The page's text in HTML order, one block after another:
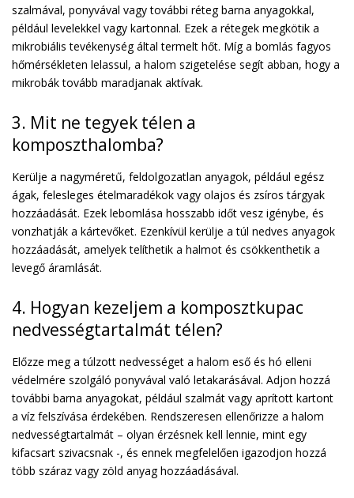
szalmával, ponyvával vagy további réteg barna anyagokkal,
például levelekkel vagy kartonnal. Ezek a rétegek megkötik a
mikrobiális tevékenység által termelt hőt. Míg a bomlás fagyos
hőmérsékleten lelassul, a halom szigetelése segít abban, hogy a
mikrobák tovább maradjanak aktívak.
3. Mit ne tegyek télen a
komposzthalomba?
Kerülje a nagyméretű, feldolgozatlan anyagok, például egész
ágak, felesleges ételmaradékok vagy olajos és zsíros tárgyak
hozzáadását. Ezek lebomlása hosszabb időt vesz igénybe, és
vonzhatják a kártevőket. Ezenkívül kerülje a túl nedves anyagok
hozzáadását, amelyek telíthetik a halmot és csökkenthetik a
levegő áramlását.
4. Hogyan kezeljem a komposztkupac
nedvességtartalmát télen?
Előzze meg a túlzott nedvességet a halom eső és hó elleni
védelmére szolgáló ponyvával való letakarásával. Adjon hozzá
további barna anyagokat, például szalmát vagy aprított kartont
a víz felszívása érdekében. Rendszeresen ellenőrizze a halom
nedvességtartalmát – olyan érzésnek kell lennie, mint egy
kifacsart szivacsnak -, és ennek megfelelően igazodjon hozzá
több száraz vagy zöld anyag hozzáadásával.